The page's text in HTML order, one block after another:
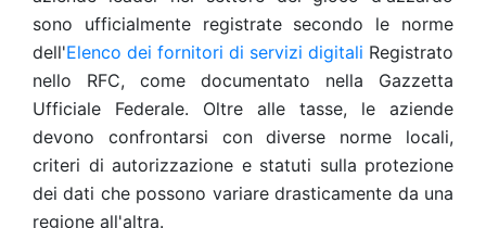
sono ufficialmente registrate secondo le norme
dell'Elenco dei fornitori di servizi digitali Registrato
nello RFC, come documentato nella Gazzetta
Ufficiale Federale. Oltre alle tasse, le aziende
devono confrontarsi con diverse norme locali,
criteri di autorizzazione e statuti sulla protezione
dei dati che possono variare drasticamente da una
regione all'altra.